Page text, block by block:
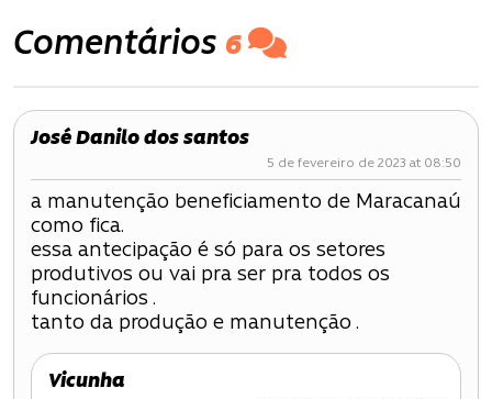
v
e
g
a
ç
ã
o
d
e
Comentários 6
José Danilo dos santos
5 de fevereiro de 2023 at 08:50
a manutenção beneficiamento de Maracanaú
como fica.
essa antecipação é só para os setores
produtivos ou vai pra ser pra todos os
funcionários .
tanto da produção e manutenção .
Vicunha